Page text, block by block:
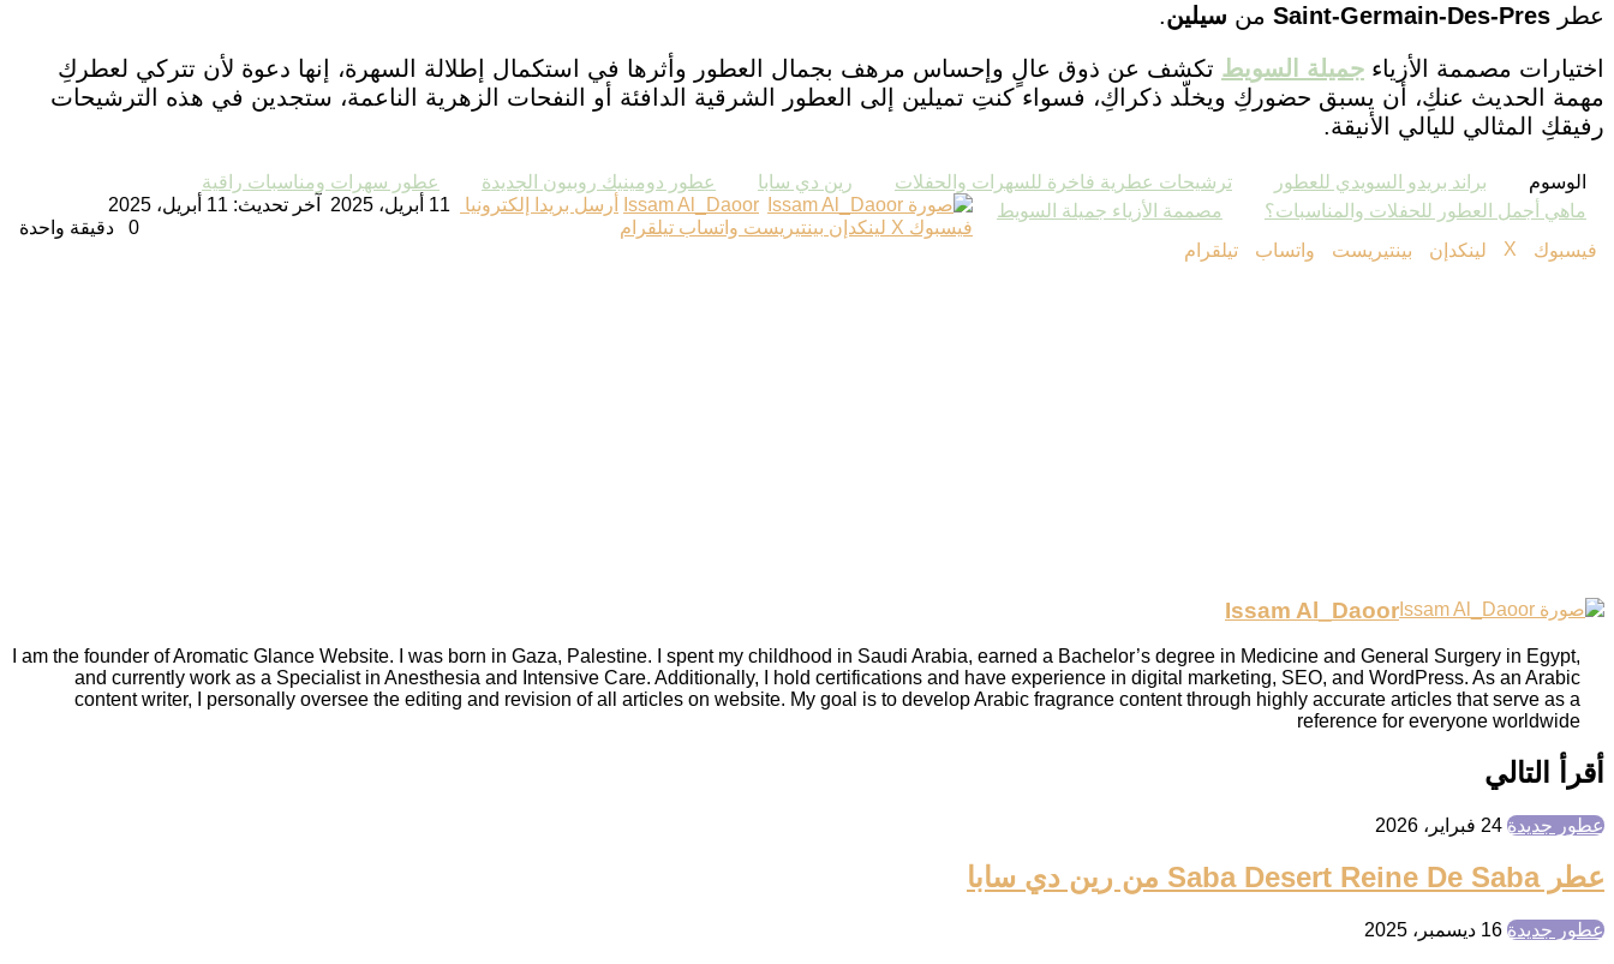
عطر Saint-Germain-Des-Pres من سيلين.
اختيارات مصممة الأزياء جميلة السويط تكشف عن ذوق عالٍ وإحساس مرهف بجمال العطور وأثرها في استكمال إطلالة السهرة، إنها دعوة لأن تتركي لعطركِ
مهمة الحديث عنكِ، أن يسبق حضوركِ ويخلّد ذكراكِ، فسواء كنتِ تميلين إلى العطور الشرقية الدافئة أو النفحات الزهرية الناعمة، ستجدين في هذه الترشيحات
رفيقكِ المثالي لليالي الأنيقة.
الوسوم براند بريدو السويدي للعطور ترشيحات عطرية فاخرة للسهرات والحفلات رين دي سابا عطور دومينيك روبيون الجديدة
عطور سهرات ومناسبات راقية
ماهي أجمل العطور للحفلات والمناسبات؟
مصممة الأزياء جميلة السويط Issam Al_Daoor أرسل بريدا إلكترونيا 11 أبريل، 2025
آخر تحديث: 11 أبريل، 2025
0
دقيقة واحدة فيسبوك ‫X لينكدإن بينتيريست واتساب تيلقرام
فيسبوك
‫X لينكدإن بينتيريست واتساب تيلقرام
Issam Al_Daoor
I am the founder of Aromatic Glance Website. I was born in Gaza, Palestine. I spent my childhood in Saudi Arabia, earned a Bachelor’s degree in Medicine and General Surgery in Egypt,
and currently work as a Specialist in Anesthesia and Intensive Care. Additionally, I hold certifications and have experience in digital marketing, SEO, and WordPress. As an Arabic
content writer, I personally oversee the editing and revision of all articles on website. My goal is to develop Arabic fragrance content through highly accurate articles that serve as a
reference for everyone worldwide
أقرأ التالي
عطور جديدة 24 فبراير، 2026
عطر Saba Desert Reine De Saba من رين دي سابا
عطور جديدة 16 ديسمبر، 2025